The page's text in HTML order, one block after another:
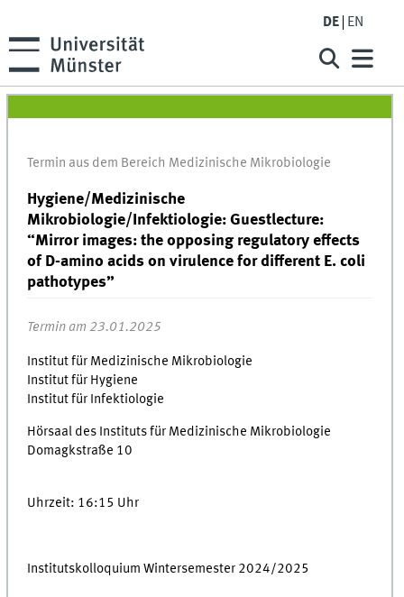
DE EN
Termin aus dem Bereich Medizinische Mikrobiologie
Hygiene/Medizinische
Mikrobiologie/Infektiologie: Guestlecture:
“Mirror images: the opposing regulatory effects
of D-amino acids on virulence for different E. coli
pathotypes”
Termin am 23.01.2025
Institut für Medizinische Mikrobiologie
Institut für Hygiene
Institut für Infektiologie
Hörsaal des Instituts für Medizinische Mikrobiologie
Domagkstraße 10
Uhrzeit: 16:15 Uhr
Institutskolloquium Wintersemester 2024/2025